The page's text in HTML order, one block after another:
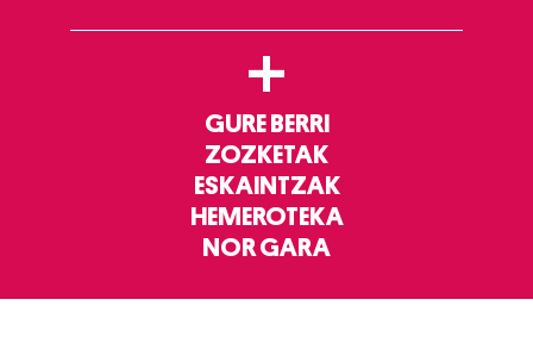
+
GURE BERRI
ZOZKETAK
ESKAINTZAK
HEMEROTEKA
NOR GARA